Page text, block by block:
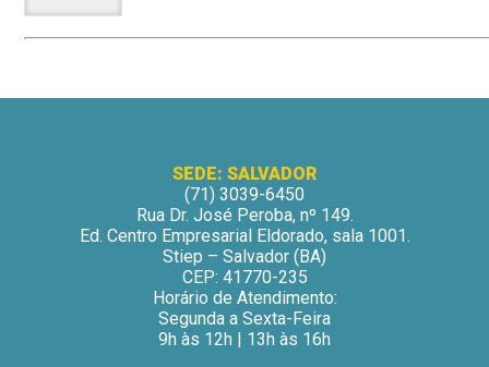
SEDE: SALVADOR
(71) 3039-6450
Rua Dr. José Peroba, nº 149.
Ed. Centro Empresarial Eldorado, sala 1001.
Stiep – Salvador (BA)
CEP: 41770-235
Horário de Atendimento:
Segunda a Sexta-Feira
9h às 12h | 13h às 16h